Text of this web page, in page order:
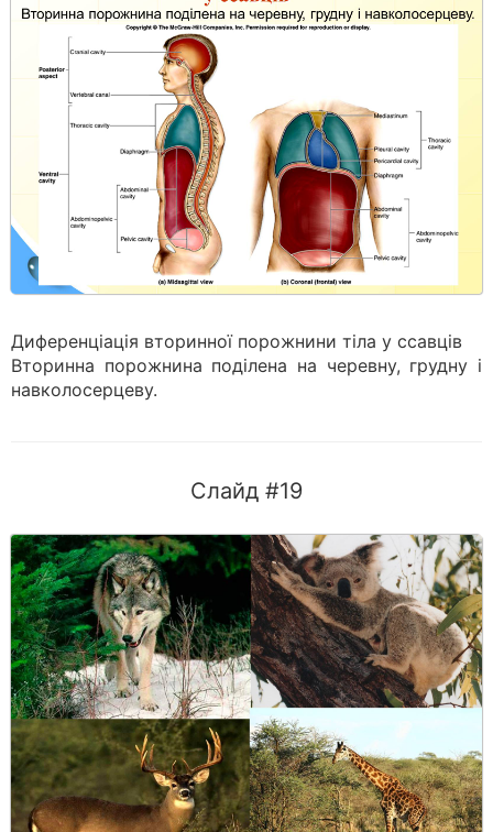
Диференціація вторинної порожнини тіла у ссавців
Вторинна порожнина поділена на черевну, грудну і
навколосерцеву.
Слайд #19